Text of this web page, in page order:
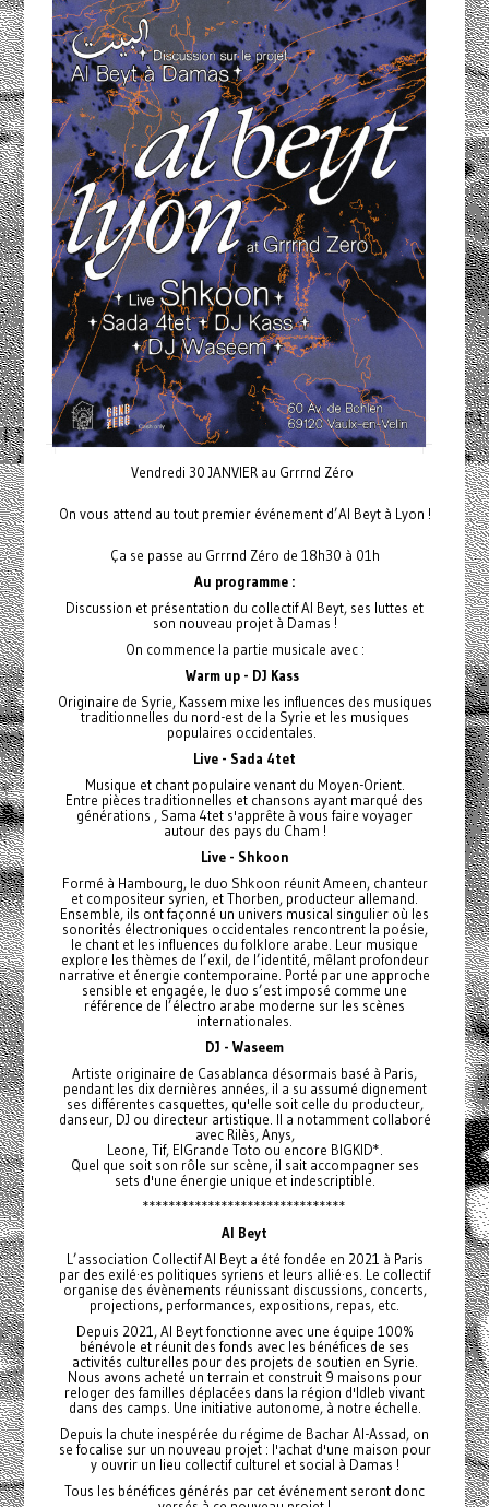
Vendredi 30 JANVIER au Grrrnd Zéro
On vous attend au tout premier événement d’Al Beyt à Lyon !
Ça se passe au Grrrnd Zéro de 18h30 à 01h
Au programme :
Discussion et présentation du collectif Al Beyt, ses luttes et
son nouveau projet à Damas !
On commence la partie musicale avec :
Warm up - DJ Kass
Originaire de Syrie, Kassem mixe les influences des musiques
traditionnelles du nord-est de la Syrie et les musiques
populaires occidentales.
Live - Sada 4tet
Musique et chant populaire venant du Moyen-Orient.
Entre pièces traditionnelles et chansons ayant marqué des
générations , Sama 4tet s'apprête à vous faire voyager
autour des pays du Cham !
Live - Shkoon
Formé à Hambourg, le duo Shkoon réunit Ameen, chanteur
et compositeur syrien, et Thorben, producteur allemand.
Ensemble, ils ont façonné un univers musical singulier où les
sonorités électroniques occidentales rencontrent la poésie,
le chant et les influences du folklore arabe. Leur musique
explore les thèmes de l’exil, de l’identité, mêlant profondeur
narrative et énergie contemporaine. Porté par une approche
sensible et engagée, le duo s’est imposé comme une
référence de l’électro arabe moderne sur les scènes
internationales.
DJ - Waseem
Artiste originaire de Casablanca désormais basé à Paris,
pendant les dix dernières années, il a su assumé dignement
ses différentes casquettes, qu'elle soit celle du producteur,
danseur, DJ ou directeur artistique. II a notamment collaboré
avec Rilès, Anys,
Leone, Tif, ElGrande Toto ou encore BIGKID*.
Quel que soit son rôle sur scène, il sait accompagner ses
sets d'une énergie unique et indescriptible.
*******************************
Al Beyt
L’association Collectif Al Beyt a été fondée en 2021 à Paris
par des exilé·es politiques syriens et leurs allié·es. Le collectif
organise des évènements réunissant discussions, concerts,
projections, performances, expositions, repas, etc.
Depuis 2021, Al Beyt fonctionne avec une équipe 100%
bénévole et réunit des fonds avec les bénéfices de ses
activités culturelles pour des projets de soutien en Syrie.
Nous avons acheté un terrain et construit 9 maisons pour
reloger des familles déplacées dans la région d'Idleb vivant
dans des camps. Une initiative autonome, à notre échelle.
Depuis la chute inespérée du régime de Bachar Al-Assad, on
se focalise sur un nouveau projet : l'achat d'une maison pour
y ouvrir un lieu collectif culturel et social à Damas !
Tous les bénéfices générés par cet événement seront donc